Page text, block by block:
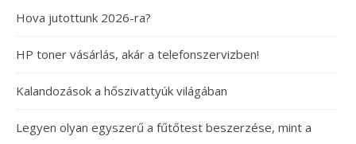
Hova jutottunk 2026-ra?
HP toner vásárlás, akár a telefonszervizben!
Kalandozások a hőszivattyúk világában
Legyen olyan egyszerű a fűtőtest beszerzése, mint a